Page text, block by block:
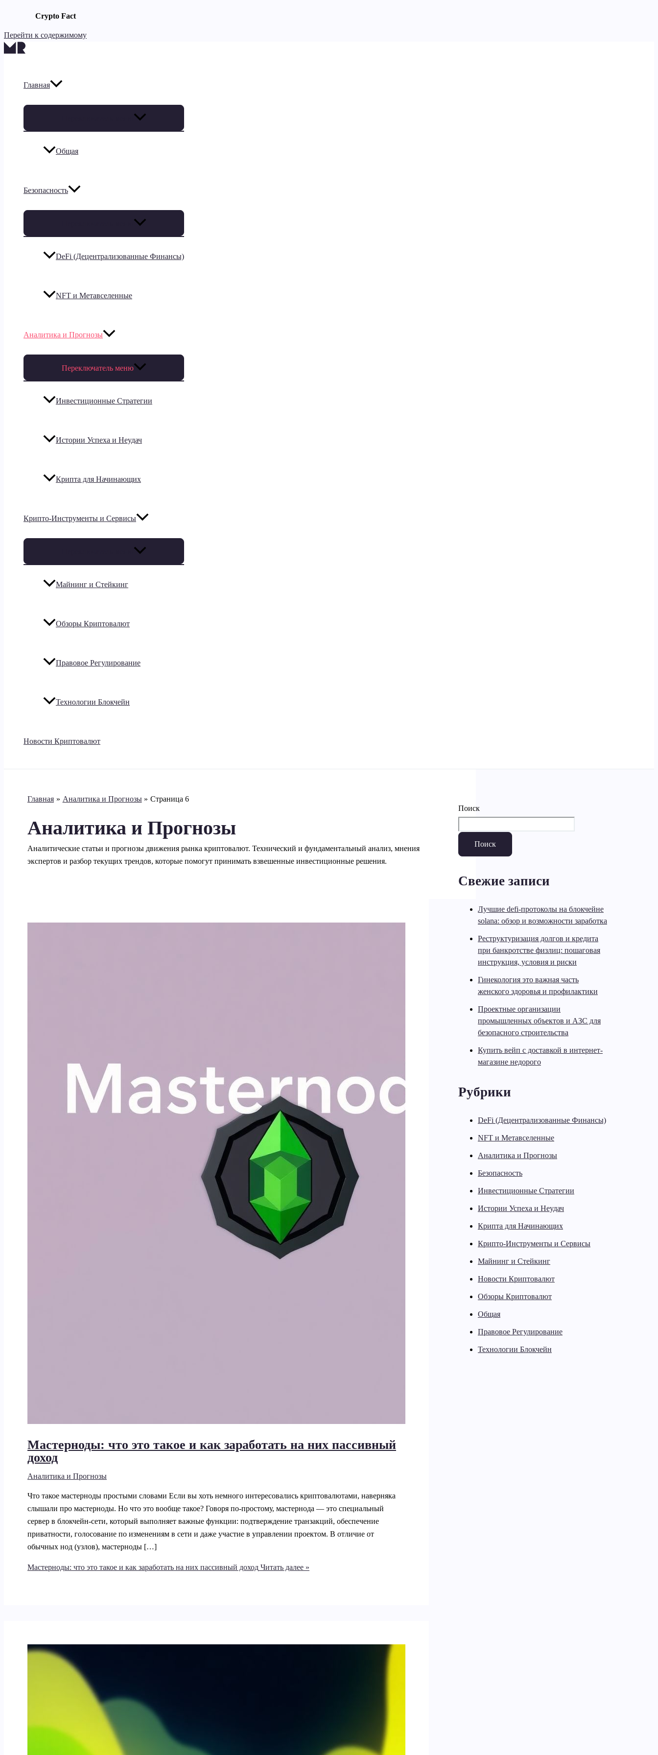
Crypto Fact
Перейти к содержимому
Главная
Общая
Безопасность
DeFi (Децентрализованные Финансы)
NFT и Метавселенные
Аналитика и Прогнозы
Переключатель меню
Инвестиционные Стратегии
Истории Успеха и Неудач
Крипта для Начинающих
Крипто-Инструменты и Сервисы
Майнинг и Стейкинг
Обзоры Криптовалют
Правовое Регулирование
Технологии Блокчейн
Новости Криптовалют
Главная Аналитика и Прогнозы Страница 6
Аналитика и Прогнозы
Аналитические статьи и прогнозы движения рынка криптовалют. Технический и фундаментальный анализ, мнения
экспертов и разбор текущих трендов, которые помогут принимать взвешенные инвестиционные решения.
Мастерноды: что это такое и как заработать на них пассивный
доход
Аналитика и Прогнозы
Что такое мастерноды простыми словами Если вы хоть немного интересовались криптовалютами, наверняка
слышали про мастерноды. Но что это вообще такое? Говоря по-простому, мастернода — это специальный
сервер в блокчейн-сети, который выполняет важные функции: подтверждение транзакций, обеспечение
приватности, голосование по изменениям в сети и даже участие в управлении проектом. В отличие от
обычных нод (узлов), мастерноды […]
Мастерноды: что это такое и как заработать на них пассивный доход Читать далее »
Поиск
Поиск
Свежие записи
Лучшие defi-протоколы на блокчейне
solana: обзор и возможности заработка
Реструктуризация долгов и кредита
при банкротстве физлиц: пошаговая
инструкция, условия и риски
Гинекология это важная часть
женского здоровья и профилактики
Проектные организации
промышленных объектов и АЗС для
безопасного строительства
Купить вейп с доставкой в интернет-
магазине недорого
Рубрики
DeFi (Децентрализованные Финансы)
NFT и Метавселенные
Аналитика и Прогнозы
Безопасность
Инвестиционные Стратегии
Истории Успеха и Неудач
Крипта для Начинающих
Крипто-Инструменты и Сервисы
Майнинг и Стейкинг
Новости Криптовалют
Обзоры Криптовалют
Общая
Правовое Регулирование
Технологии Блокчейн